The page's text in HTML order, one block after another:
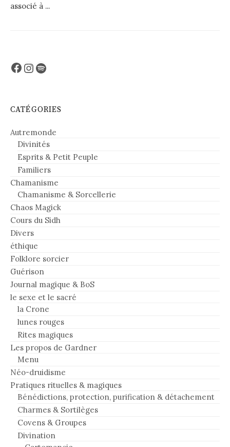
associé à ...
Facebook
Instagram
Spotify
CATÉGORIES
Autremonde
Divinités
Esprits & Petit Peuple
Familiers
Chamanisme
Chamanisme & Sorcellerie
Chaos Magick
Cours du Sidh
Divers
éthique
Folklore sorcier
Guérison
Journal magique & BoS
le sexe et le sacré
la Crone
lunes rouges
Rites magiques
Les propos de Gardner
Menu
Néo-druidisme
Pratiques rituelles & magiques
Bénédictions, protection, purification & détachement
Charmes & Sortilèges
Covens & Groupes
Divination